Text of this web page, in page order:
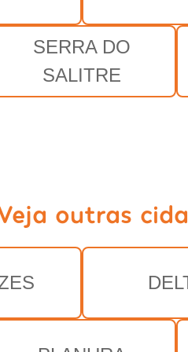
SERRA DO
SALITRE
outras